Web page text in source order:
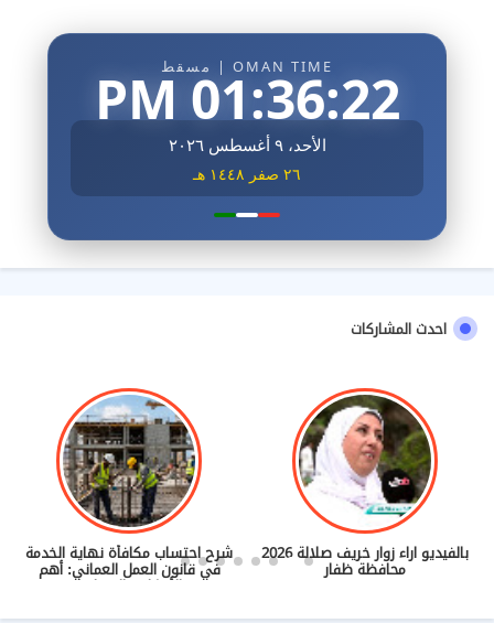
OMAN TIME | مسقط
01:36:23 PM
الأحد، ٩ أغسطس ٢٠٢٦
٢٦ صفر ١٤٤٨ هـ
احدث المشاركات
بالفيديو اراء زوار خريف صلالة 2026
محافظة ظفار
شرح احتساب مكافأة نهاية الخدمة
في قانون العمل العماني: أهم
الأحكام والضوابط